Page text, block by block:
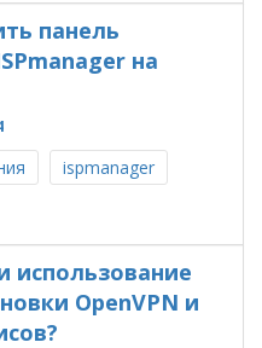
панель
на
ispmanager
использование
OpenVPN и